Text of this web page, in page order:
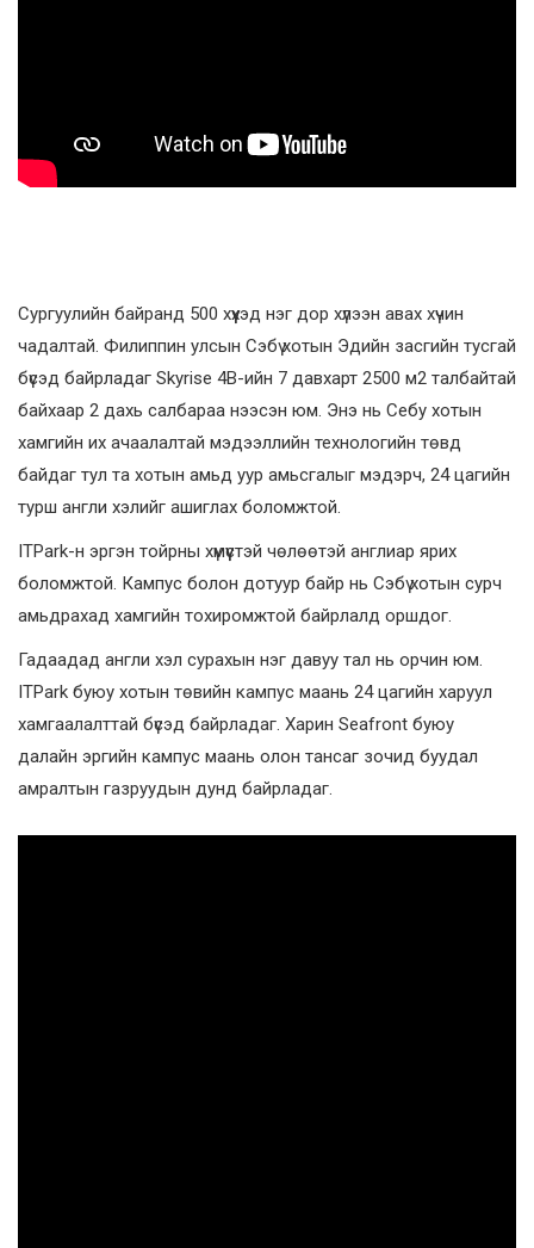
Сургуулийн байранд 500 хүүхэд нэг дор хүлээн авах хүчин
чадалтай. Филиппин улсын Сэбү хотын Эдийн засгийн тусгай
бүсэд байрладаг Skyrise 4B-ийн 7 давхарт 2500 м2 талбайтай
байхаар 2 дахь салбараа нээсэн юм. Энэ нь Себу хотын
хамгийн их ачаалалтай мэдээллийн технологийн төвд
байдаг тул та хотын амьд уур амьсгалыг мэдэрч, 24 цагийн
турш англи хэлийг ашиглах боломжтой.
ITPark-н эргэн тойрны хүмүүстэй чөлөөтэй англиар ярих
боломжтой. Кампус болон дотуур байр нь Сэбү хотын сурч
амьдрахад хамгийн тохиромжтой байрлалд оршдог.
Гадаадад англи хэл сурахын нэг давуу тал нь орчин юм.
ITPark буюу хотын төвийн кампус маань 24 цагийн харуул
хамгаалалттай бүсэд байрладаг. Харин Seafront буюу
далайн эргийн кампус маань олон тансаг зочид буудал
амралтын газруудын дунд байрладаг.